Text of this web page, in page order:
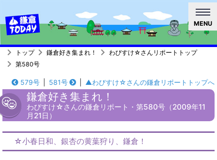
MENU
トップ 鎌倉好き集まれ！
わびすけ☆さんリポートトップ
第580号
579号 581号 ▲わびすけ☆さんの鎌倉リポートトップへ
鎌倉好き集まれ！
わびすけ☆さんの鎌倉リポート・第580号（2009年11
月21日）
☆小春日和、銀杏の黄葉狩り、鎌倉！